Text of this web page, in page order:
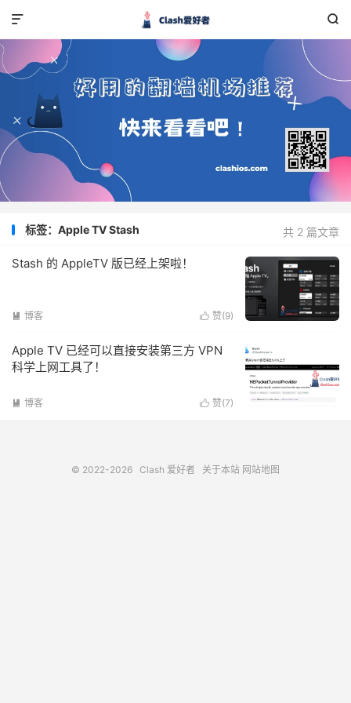


共 2 篇文章
标签：Apple TV Stash
Stash 的 AppleTV 版已经上架啦！
 赞(9)
 博客
Apple TV 已经可以直接安装第三方 VPN
科学上网工具了！
 赞(7)
 博客
© 2022-2026 Clash 爱好者 关于本站 网站地图